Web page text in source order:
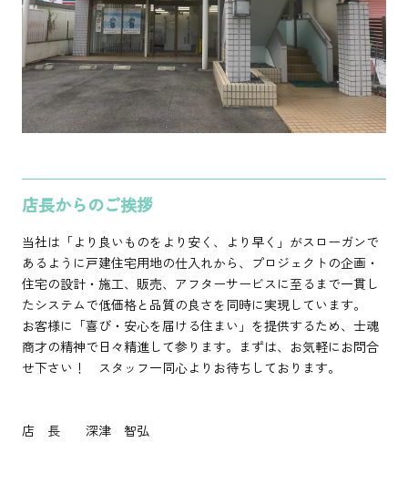
店長からのご挨拶
当社は「より良いものをより安く、より早く」がスローガンで
あるように戸建住宅用地の仕入れから、プロジェクトの企画・
住宅の設計・施工、販売、アフターサービスに至るまで一貫し
たシステムで低価格と品質の良さを同時に実現しています。
お客様に「喜び・安心を届ける住まい」を提供するため、士魂
商才の精神で日々精進して参ります。まずは、お気軽にお問合
せ下さい！ スタッフ一同心よりお待ちしております。
店 長 深津 智弘